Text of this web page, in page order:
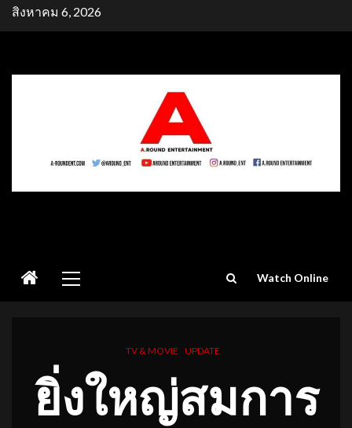
Skipสิงหาคม 6, 2026
Menu
Watch Online
TV & MOVIE UPDATE
ยิ่งใหญ่สมการ